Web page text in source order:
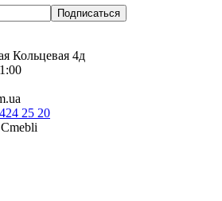
Подписаться
Кольцевая 4д
25 20